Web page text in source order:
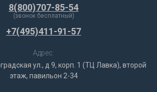
8(800)707-85-54
(звонок бесплатный)
+7(495)411-91-57
Адрес:
ул., д 9, корп. 1 (ТЦ Лавка), второй
этаж, павильон 2-34